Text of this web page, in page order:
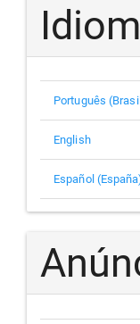
Português
English
Español